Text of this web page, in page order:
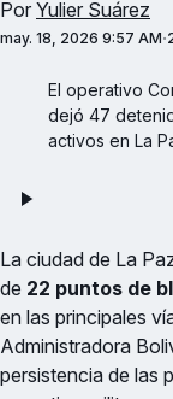
Por Yulier Suárez
may. 18, 2026 9:57 AM
El operativo
dejó 47
activos en La
La ciudad de La
de 22 puntos de
en las principales
Administradora
persistencia de las